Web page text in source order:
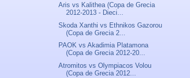
Aris vs Kalithea (Copa de Grecia
2012-2013 - Dieci...
Skoda Xanthi vs Ethnikos Gazorou
(Copa de Grecia 2...
PAOK vs Akadimia Platamona
(Copa de Grecia 2012-20...
Atromitos vs Olympiacos Volou
(Copa de Grecia 2012...